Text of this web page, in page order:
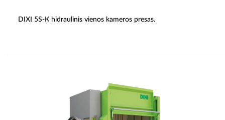
DIXI 5S-K hidraulinis vienos kameros presas.